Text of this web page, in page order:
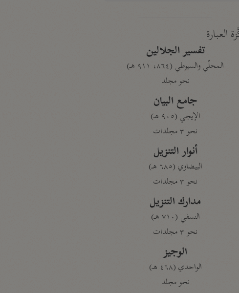
العبارة
تفسير الجلالين
المحلّي والسيوطي (٨٦٤، ٩١١ هـ)
نحو مجلد
جامع البيان
الإيجي (٩٠٥ هـ)
نحو ٣ مجلدات
أنوار التنزيل
البيضاوي (٦٨٥ هـ)
نحو ٣ مجلدات
مدارك التنزيل
النسفي (٧١٠ هـ)
نحو ٣ مجلدات
الوجيز
الواحدي (٤٦٨ هـ)
نحو مجلد